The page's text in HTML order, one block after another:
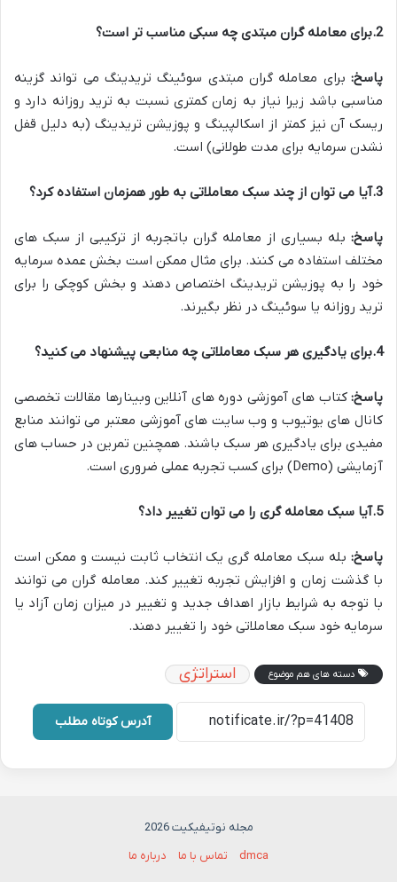
2.برای معامله گران مبتدی چه سبکی مناسب تر است؟
پاسخ: برای معامله گران مبتدی سوئینگ تریدینگ می تواند گزینه
مناسبی باشد زیرا نیاز به زمان کمتری نسبت به ترید روزانه دارد و
ریسک آن نیز کمتر از اسکالپینگ و پوزیشن تریدینگ (به دلیل قفل
نشدن سرمایه برای مدت طولانی) است.
3.آیا می توان از چند سبک معاملاتی به طور همزمان استفاده کرد؟
پاسخ: بله بسیاری از معامله گران باتجربه از ترکیبی از سبک های
مختلف استفاده می کنند. برای مثال ممکن است بخش عمده سرمایه
خود را به پوزیشن تریدینگ اختصاص دهند و بخش کوچکی را برای
ترید روزانه یا سوئینگ در نظر بگیرند.
4.برای یادگیری هر سبک معاملاتی چه منابعی پیشنهاد می کنید؟
پاسخ: کتاب های آموزشی دوره های آنلاین وبینارها مقالات تخصصی
کانال های یوتیوب و وب سایت های آموزشی معتبر می توانند منابع
مفیدی برای یادگیری هر سبک باشند. همچنین تمرین در حساب های
آزمایشی (Demo) برای کسب تجربه عملی ضروری است.
5.آیا سبک معامله گری را می توان تغییر داد؟
پاسخ: بله سبک معامله گری یک انتخاب ثابت نیست و ممکن است
با گذشت زمان و افزایش تجربه تغییر کند. معامله گران می توانند
با توجه به شرایط بازار اهداف جدید و تغییر در میزان زمان آزاد یا
سرمایه خود سبک معاملاتی خود را تغییر دهند.
دسته های هم موضوع استراتژی
آدرس کوتاه مطلب
مجله نوتیفیکیت 2026
dmca
تماس با ما درباره ما